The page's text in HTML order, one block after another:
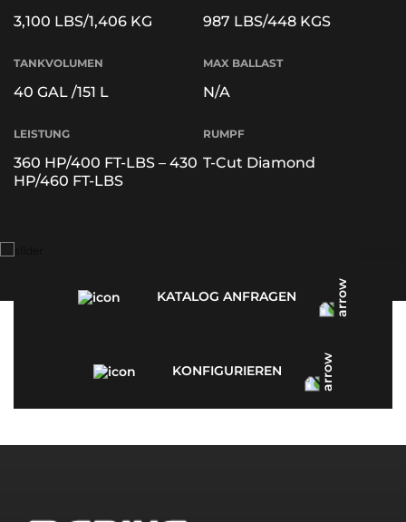
3,100 LBS/1,406 KG 987 LBS/448 KGS
TANKVOLUMEN
40 GAL /151 L
MAX BALLAST
N/A
LEISTUNG
360 HP/400 FT-LBS – 430
HP/460 FT-LBS
RUMPF
T-Cut Diamond
KATALOG ANFRAGEN
KONFIGURIEREN